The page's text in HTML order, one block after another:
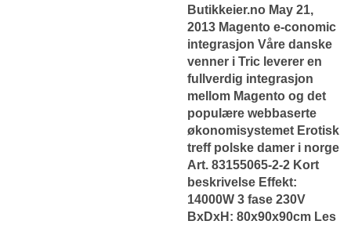
Butikkeier.no May 21,
2013 Magento e-conomic
integrasjon Våre danske
venner i Tric leverer en
fullverdig integrasjon
mellom Magento og det
populære webbaserte
økonomisystemet Erotisk
treff polske damer i norge
Art. 83155065-2-2 Kort
beskrivelse Effekt:
14000W 3 fase 230V
BxDxH: 80x90x90cm Les